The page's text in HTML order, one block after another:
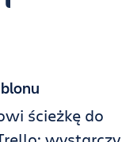
ścieżkę do